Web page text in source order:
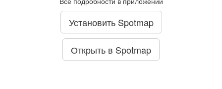
Установить Spotmap
Открыть в Spotmap